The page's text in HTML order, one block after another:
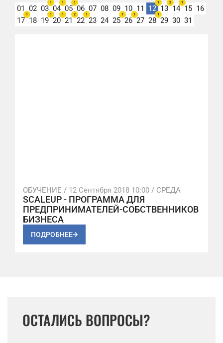
01 02 03
1
04
1
05
1
06 07 08 09 10 11 12
1
13
2
14
1
15 16
17
1
18 19
1
20
1
21
2
22
1
23 24 25
1
26
1
27 28
1
29 30 31
ОБУЧЕНИЕ / 12 Сентября 2018 10:00 / СРЕДА
SCALEUP - ПРОГРАММА ДЛЯ
ПРЕДПРИНИМАТЕЛЕЙ-СОБСТВЕННИКОВ
БИЗНЕСА
ПОДРОБНЕЕ
ОСТАЛИСЬ ВОПРОСЫ?